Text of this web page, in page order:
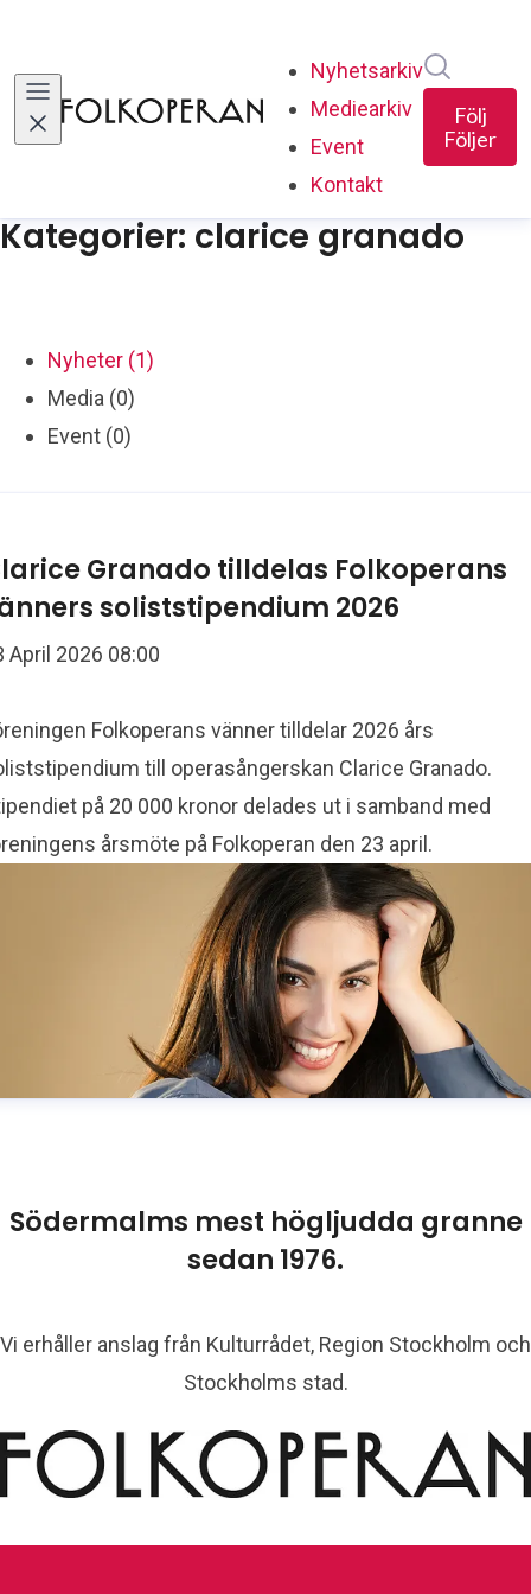
Nyhetsarkiv
Mediearkiv
Event
Kontakt
Följ
Följer
Kategorier: clarice granado
Nyheter (1)
Media (0)
Event (0)
Granado tilldelas Folkoperans
soliststipendium 2026
April 2026 08:00
reningen Folkoperans vänner tilldelar 2026 års
till operasångerskan Clarice Granado.
på 20 000 kronor delades ut i samband med
årsmöte på Folkoperan den 23 april.
Södermalms mest högljudda granne
sedan 1976.
Vi erhåller anslag från Kulturrådet, Region Stockholm och
Stockholms stad.